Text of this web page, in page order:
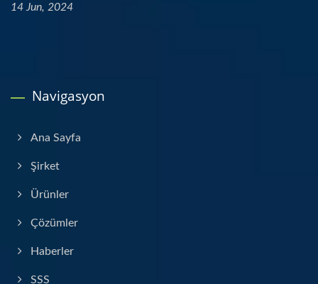
14 Jun, 2024
Navigasyon
Ana Sayfa
Şirket
Ürünler
Çözümler
Haberler
SSS